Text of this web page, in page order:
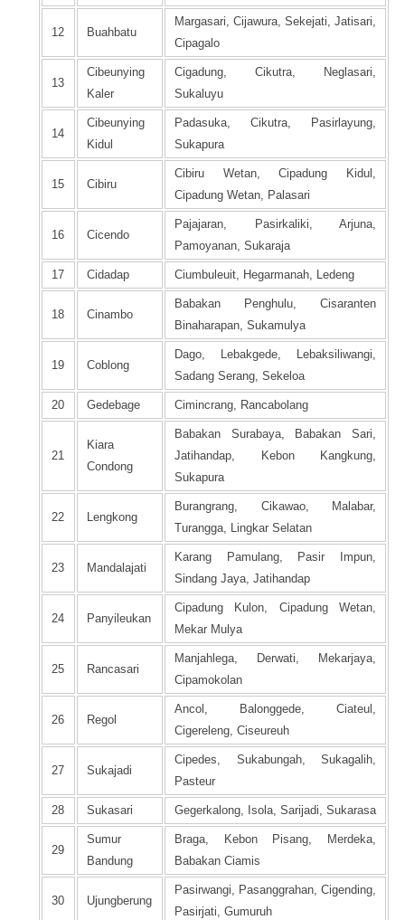
12 Buahbatu
Margasari, Cijawura, Sekejati, Jatisari,
Cipagalo
13
Cibeunying
Kaler
Cigadung, Cikutra, Neglasari,
Sukaluyu
14
Cibeunying
Kidul
Padasuka, Cikutra, Pasirlayung,
Sukapura
15 Cibiru
Cibiru Wetan, Cipadung Kidul,
Cipadung Wetan, Palasari
16 Cicendo
Pajajaran, Pasirkaliki, Arjuna,
Pamoyanan, Sukaraja
17 Cidadap Ciumbuleuit, Hegarmanah, Ledeng
18 Cinambo
Babakan Penghulu, Cisaranten
Binaharapan, Sukamulya
19 Coblong
Dago, Lebakgede, Lebaksiliwangi,
Sadang Serang, Sekeloa
20 Gedebage Cimincrang, Rancabolang
21
Kiara
Condong
Babakan Surabaya, Babakan Sari,
Jatihandap, Kebon Kangkung,
Sukapura
22 Lengkong
Burangrang, Cikawao, Malabar,
Turangga, Lingkar Selatan
23 Mandalajati
Karang Pamulang, Pasir Impun,
Sindang Jaya, Jatihandap
24 Panyileukan
Cipadung Kulon, Cipadung Wetan,
Mekar Mulya
25 Rancasari
Manjahlega, Derwati, Mekarjaya,
Cipamokolan
26 Regol
Ancol, Balonggede, Ciateul,
Cigereleng, Ciseureuh
27 Sukajadi
Cipedes, Sukabungah, Sukagalih,
Pasteur
28 Sukasari Gegerkalong, Isola, Sarijadi, Sukarasa
29
Sumur
Bandung
Braga, Kebon Pisang, Merdeka,
Babakan Ciamis
30 Ujungberung
Pasirwangi, Pasanggrahan, Cigending,
Pasirjati, Gumuruh